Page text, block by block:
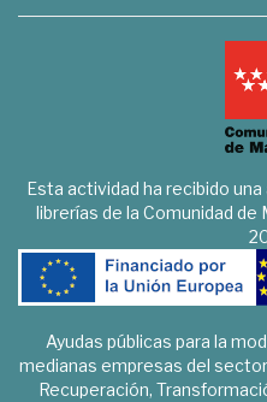
Esta actividad ha recibido
librerías de la Comunidad
Ayudas públicas para la
medianas empresas del
Recuperación,